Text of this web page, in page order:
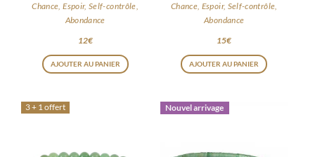
Chance, Espoir, Self-contrôle,
Abondance
12€
AJOUTER AU PANIER
Chance, Espoir, Self-contrôle,
Abondance
15€
AJOUTER AU PANIER
3 + 1 offert Nouvel arrivage